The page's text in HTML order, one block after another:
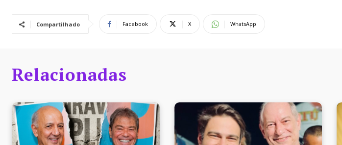
Compartilhado Facebook X WhatsApp
Relacionadas